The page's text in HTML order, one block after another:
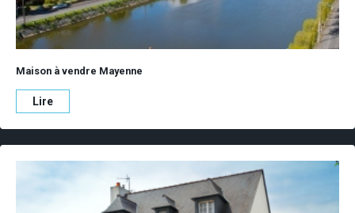
Maison à vendre Mayenne
Lire